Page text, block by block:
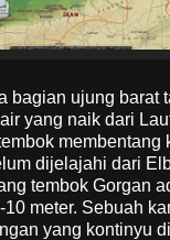
bagian ujung barat
yang naik dari
membentang
dijelajahi dari
tembok Gorgan
meter. Sebuah
yang kontinyu